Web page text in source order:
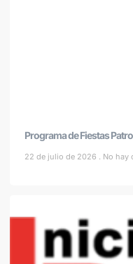
Programa de Fiestas
22 de julio de 2026 No hay